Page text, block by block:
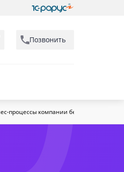
Позвонить
компании без